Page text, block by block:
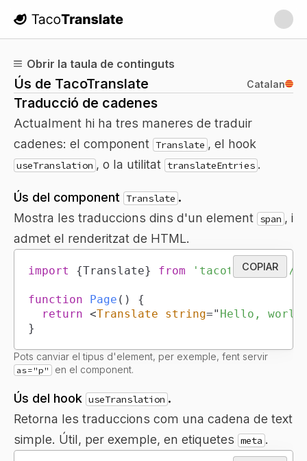
TacoTranslate
Obrir la taula de continguts
Ús de TacoTranslate Catalan
Traducció de cadenes
Actualment hi ha tres maneres de traduir
cadenes: el component Translate , el hook
useTranslation , o la utilitat translateEntries .
Ús del component Translate .
Mostra les traduccions dins d'un element span , i
admet el renderitzat de HTML.
COPIAR
import {Translate} from 'tacotranslate/
function Page ( )
{
return <Translate string=" Hello,
}
Pots canviar el tipus d'element, per exemple, fent servir
as="p" en el component.
Ús del hook useTranslation .
Retorna les traduccions com una cadena de text
simple. Útil, per exemple, en etiquetes meta .